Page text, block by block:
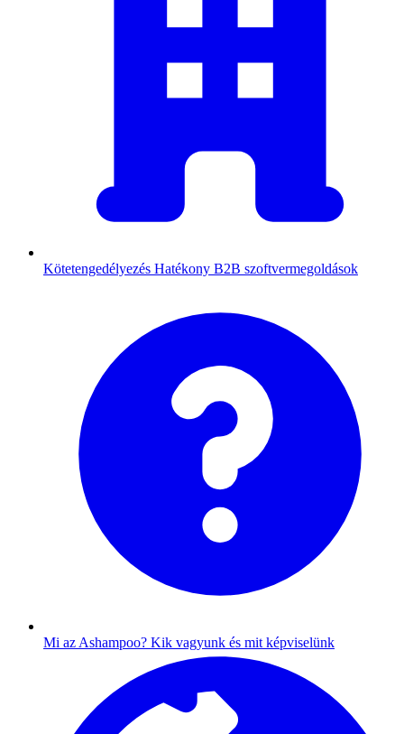
Kötetengedélyezés Hatékony B2B szoftvermegoldások
Mi az Ashampoo? Kik vagyunk és mit képviselünk